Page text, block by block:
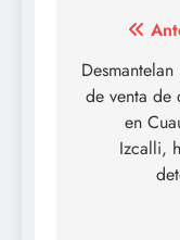
de
de venta de
en
Izcalli,